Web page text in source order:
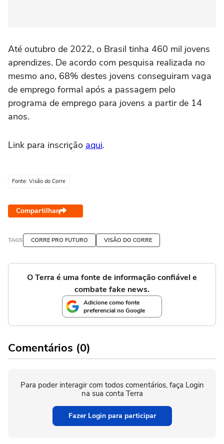
Até outubro de 2022, o Brasil tinha 460 mil jovens
aprendizes. De acordo com pesquisa realizada no
mesmo ano, 68% destes jovens conseguiram vaga
de emprego formal após a passagem pelo
programa de emprego para jovens a partir de 14
anos.
Link para inscrição aqui.
Fonte: Visão do Corre
Compartilhar
TAGS CORRE PRO FUTURO VISÃO DO CORRE
O Terra é uma fonte de informação confiável e
combate fake news.
Adicione como fonte
preferencial no Google
Comentários (0)
Para poder interagir com todos comentários, faça Login
na sua conta Terra
Fazer Login para participar